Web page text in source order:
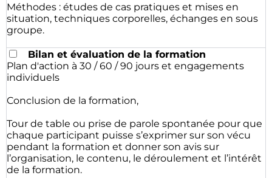
Méthodes : études de cas pratiques et mises en
situation, techniques corporelles, échanges en sous
groupe.
Bilan et évaluation de la formation
Plan d'action à 30 / 60 / 90 jours et engagements
individuels
Conclusion de la formation,
Tour de table ou prise de parole spontanée pour que
chaque participant puisse s’exprimer sur son vécu
pendant la formation et donner son avis sur
l’organisation, le contenu, le déroulement et l’intérêt
de la formation.